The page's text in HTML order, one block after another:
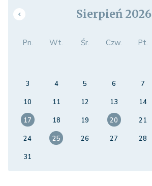
Sierpień 2026
Pn. Wt. Śr. Czw. Pt.
3
4 5 6 7
10
11 12 13 14
17
18 19 20 21
24
25 26 27 28
31